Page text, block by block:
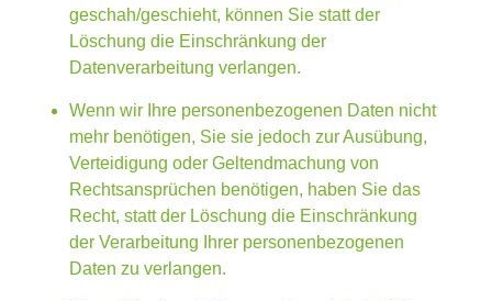
geschah/geschieht, können Sie statt der
Löschung die Einschränkung der
Datenverarbeitung verlangen.
Wenn wir Ihre personenbezogenen Daten nicht
mehr benötigen, Sie sie jedoch zur Ausübung,
Verteidigung oder Geltendmachung von
Rechtsansprüchen benötigen, haben Sie das
Recht, statt der Löschung die Einschränkung
der Verarbeitung Ihrer personenbezogenen
Daten zu verlangen.